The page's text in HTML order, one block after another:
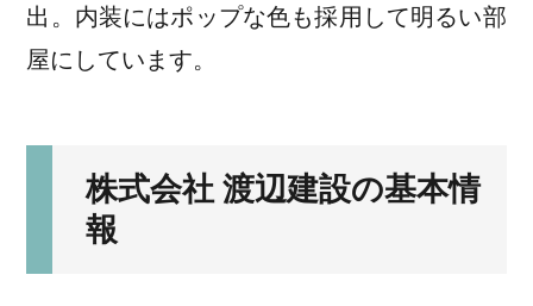
出。内装にはポップな色も採用して明るい部
屋にしています。
株式会社 渡辺建設の基本情
報